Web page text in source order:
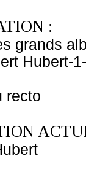
:
grands
Hubert-1-
recto